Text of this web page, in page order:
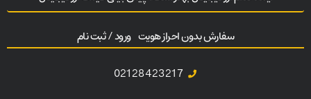
سفارش بدون احراز هویت ورود / ثبت نام
02128423217